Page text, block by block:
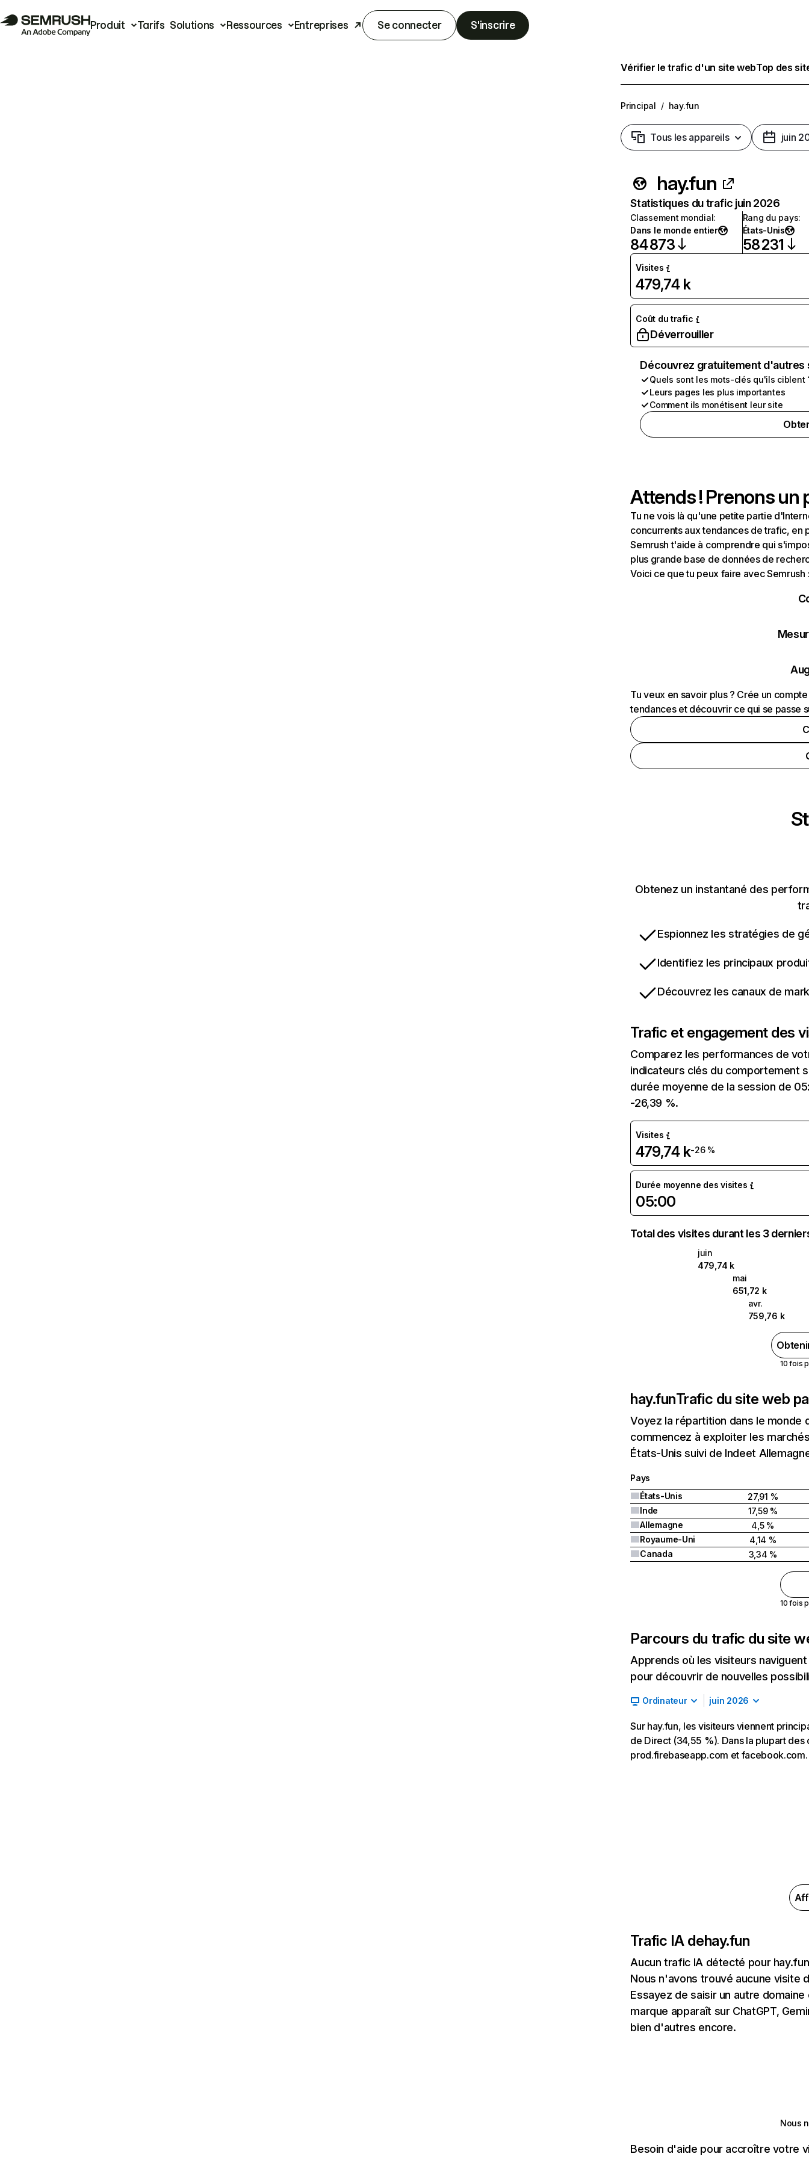
Produit Tarifs Solutions Ressources Entreprises Se connecter S'inscrire
Vérifier le trafic d'un site webTop des
Principal / hay.fun
Tous les appareils juin
hay.fun
Statistiques du trafic juin 2026
Classement mondial:
Dans le monde entier
84 873
Rang du pays:
États-Unis
58 231
Visites
479,74 k
Coût du trafic
Déverrouiller
Découvrez gratuitement
Quels sont les mots-clés qu'ils ciblent
Leurs pages les plus importantes
Comment ils monétisent leur site
Attends ! Prenons un
Tu ne vois là qu'une petite partie
concurrents aux tendances de trafic, en
Semrush t'aide à comprendre qui
plus grande base de données de
Voici ce que tu peux faire avec Semrush
Tu veux en savoir plus ? Crée un
tendances et découvrir ce qui se passe
Obtenez un instantané des
Espionnez les stratégies de
Identifiez les principaux
Découvrez les canaux de
Trafic et engagement des
Comparez les performances de
indicateurs clés du comportement
durée moyenne de la session de
-26,39 %.
Visites
479,74 k-26 %
Durée moyenne des visites
05:00
Total des visites durant les 3
juin
479,74 k
mai
651,72 k
avr.
759,76 k
10 fois
hay.funTrafic du site web
Voyez la répartition dans le
commencez à exploiter les
États-Unis suivi de Indeet
Pays
États-Unis
27,91 %
Inde
17,59 %
Allemagne
4,5 %
Royaume-Uni
4,14 %
Canada
3,34 %
10 fois
Parcours du trafic du site
Apprends où les visiteurs
pour découvrir de nouvelles
Ordinateur juin 2026
Sur hay.fun, les visiteurs viennent
de Direct (34,55 %). Dans la plupart
prod.firebaseapp.com et facebook.com.
Trafic IA dehay.fun
Aucun trafic IA détecté pour hay.fun
Nous n'avons trouvé aucune visite
Essayez de saisir un autre
marque apparaît sur ChatGPT,
bien d'autres encore.
Nous
Besoin d'aide pour accroître votre